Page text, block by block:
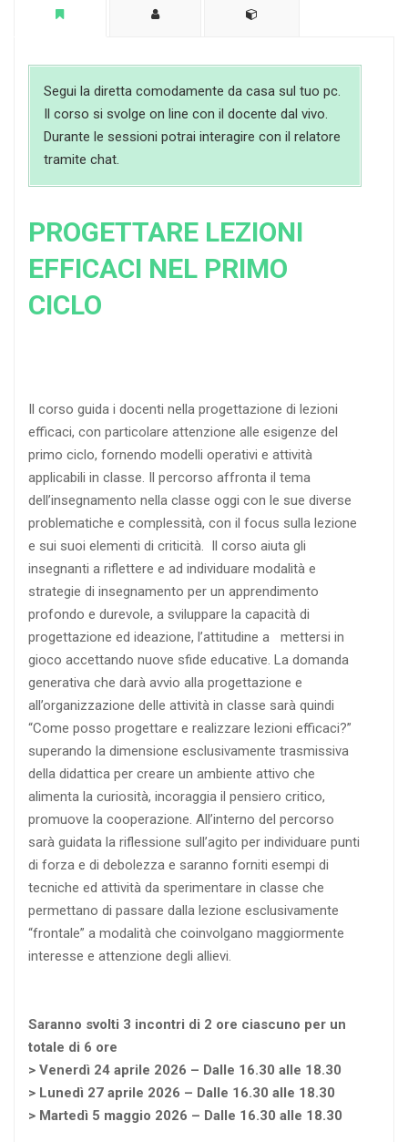
Segui la diretta comodamente da casa sul tuo pc.
Il corso si svolge on line con il docente dal vivo.
Durante le sessioni potrai interagire con il relatore
tramite chat.
PROGETTARE LEZIONI
EFFICACI NEL PRIMO
CICLO
Il corso guida i docenti nella progettazione di lezioni
efficaci, con particolare attenzione alle esigenze del
primo ciclo, fornendo modelli operativi e attività
applicabili in classe. Il percorso affronta il tema
dell’insegnamento nella classe oggi con le sue diverse
problematiche e complessità, con il focus sulla lezione
e sui suoi elementi di criticità. Il corso aiuta gli
insegnanti a riflettere e ad individuare modalità e
strategie di insegnamento per un apprendimento
profondo e durevole, a sviluppare la capacità di
progettazione ed ideazione, l’attitudine a mettersi in
gioco accettando nuove sfide educative. La domanda
generativa che darà avvio alla progettazione e
all’organizzazione delle attività in classe sarà quindi
“Come posso progettare e realizzare lezioni efficaci?”
superando la dimensione esclusivamente trasmissiva
della didattica per creare un ambiente attivo che
alimenta la curiosità, incoraggia il pensiero critico,
promuove la cooperazione. All’interno del percorso
sarà guidata la riflessione sull’agito per individuare punti
di forza e di debolezza e saranno forniti esempi di
tecniche ed attività da sperimentare in classe che
permettano di passare dalla lezione esclusivamente
“frontale” a modalità che coinvolgano maggiormente
interesse e attenzione degli allievi.
Saranno svolti 3 incontri di 2 ore ciascuno per un
totale di 6 ore
> Venerdì 24 aprile 2026 – Dalle 16.30 alle 18.30
> Lunedì 27 aprile 2026 – Dalle 16.30 alle 18.30
> Martedì 5 maggio 2026 – Dalle 16.30 alle 18.30